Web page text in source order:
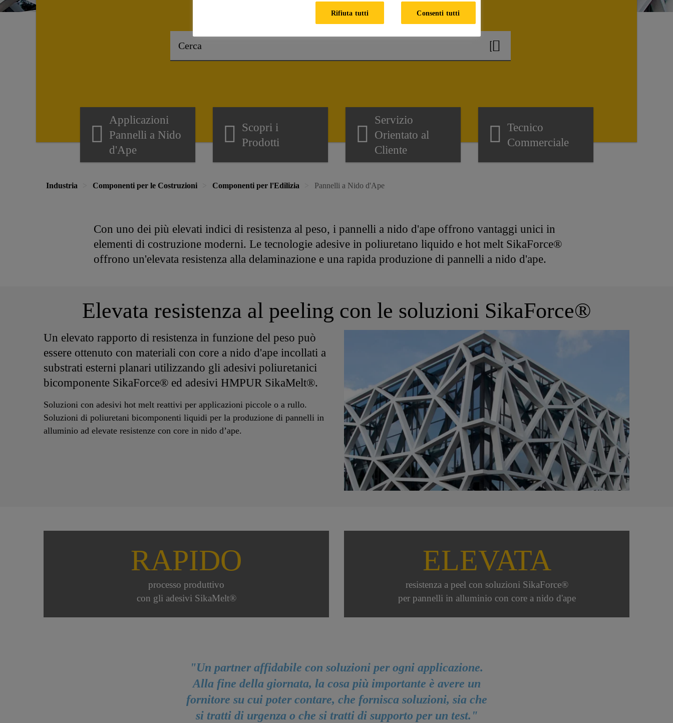
Come possiamo aiutarti?
Applicazioni
Pannelli a Nido
d'Ape
Scopri i
Prodotti
Servizio
Orientato al
Cliente
Tecnico
Commerciale
Industria Componenti per le Costruzioni Componenti per l'Edilizia Pannelli a Nido d'Ape
Con uno dei più elevati indici di resistenza al peso, i pannelli a nido d'ape offrono vantaggi unici in
elementi di costruzione moderni. Le tecnologie adesive in poliuretano liquido e hot melt SikaForce®
offrono un'elevata resistenza alla delaminazione e una rapida produzione di pannelli a nido d'ape.
Elevata resistenza al peeling con le soluzioni SikaForce®
Un elevato rapporto di resistenza in funzione del peso può
essere ottenuto con materiali con core a nido d'ape incollati a
substrati esterni planari utilizzando gli adesivi poliuretanici
bicomponente SikaForce® ed adesivi HMPUR SikaMelt®.
Soluzioni con adesivi hot melt reattivi per applicazioni piccole o a rullo.
Soluzioni di poliuretani bicomponenti liquidi per la produzione di pannelli in
alluminio ad elevate resistenze con core in nido d’ape.
RAPIDO
processo produttivo
con gli adesivi SikaMelt®
ELEVATA
resistenza a peel con soluzioni SikaForce®
per pannelli in alluminio con core a nido d'ape
"Un partner affidabile con soluzioni per ogni applicazione.
Alla fine della giornata, la cosa più importante è avere un
fornitore su cui poter contare, che fornisca soluzioni, sia che
si tratti di urgenza o che si tratti di supporto per un test."
Rifiuta tutti Consenti tutti